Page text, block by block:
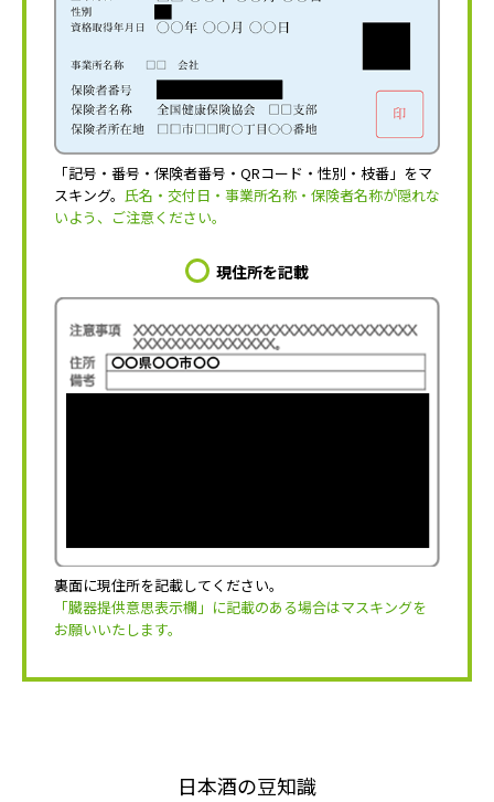
「記号・番号・保険者番号・QRコード・性別・枝番」をマ
スキング。 氏名・交付日・事業所名称・保険者名称が隠れな
いよう、ご注意ください。
現住所を記載
裏面に現住所を記載してください。
「臓器提供意思表示欄」に記載のある場合はマスキングを
お願いいたします。
日本酒の豆知識